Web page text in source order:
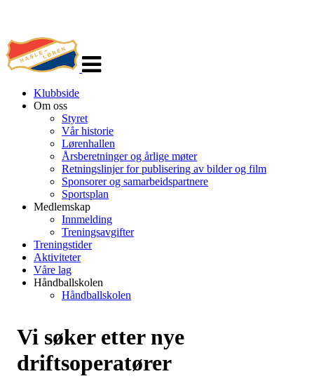
navigasjon
Klubbside
Om oss
Styret
Vår historie
Lørenhallen
Årsberetninger og årlige møter
Retningslinjer for publisering av bilder og film
Sponsorer og samarbeidspartnere
Sportsplan
Medlemskap
Innmelding
Treningsavgifter
Treningstider
Aktiviteter
Våre lag
Håndballskolen
Håndballskolen
Vi søker etter nye
driftsoperatører